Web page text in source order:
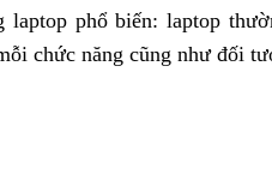
laptop phổ biến: laptop
chức năng cũng như đối